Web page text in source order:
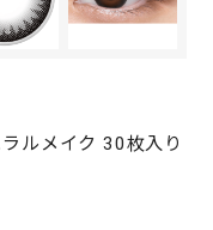
ルメイク 30枚入り